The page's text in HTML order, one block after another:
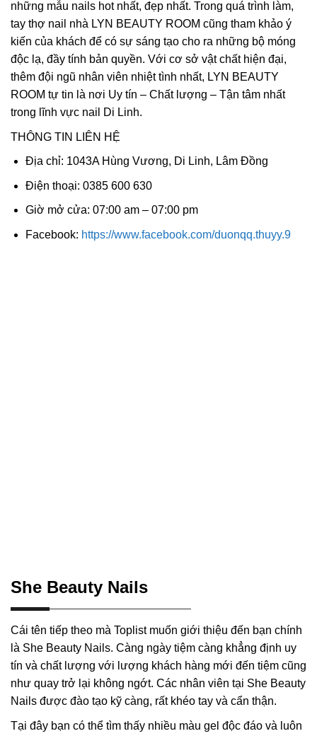
những mẫu nails hot nhất, đẹp nhất. Trong quá trình làm,
tay thợ nail nhà LYN BEAUTY ROOM cũng tham khảo ý
kiến của khách để có sự sáng tạo cho ra những bộ móng
độc lạ, đầy tính bản quyền. Với cơ sở vật chất hiện đại,
thêm đội ngũ nhân viên nhiệt tình nhất, LYN BEAUTY
ROOM tự tin là nơi Uy tín – Chất lượng – Tận tâm nhất
trong lĩnh vực nail Di Linh.
THÔNG TIN LIÊN HỆ
Địa chỉ: 1043A Hùng Vương, Di Linh, Lâm Đồng
Điện thoại: 0385 600 630
Giờ mở cửa: 07:00 am – 07:00 pm
Facebook: https://www.facebook.com/duonqq.thuyy.9
She Beauty Nails
Cái tên tiếp theo mà Toplist muốn giới thiệu đến bạn chính
là She Beauty Nails. Càng ngày tiệm càng khẳng định uy
tín và chất lượng với lượng khách hàng mới đến tiệm cũng
như quay trở lại không ngớt. Các nhân viên tại She Beauty
Nails được đào tạo kỹ càng, rất khéo tay và cẩn thận.
Tại đây bạn có thể tìm thấy nhiều màu gel độc đáo và luôn